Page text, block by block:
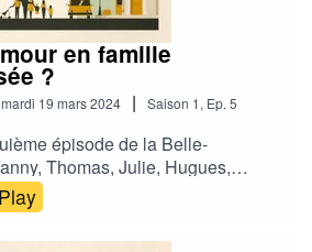
en famille
?
mardi 19 mars 2024 | Saison 1, Ep. 5
épisode de la Belle-
Thomas, Julie, Hugues,
nous parlent d’Amour,
et du bouillon émotionnel
a été plongé.Car l’Amour
Play